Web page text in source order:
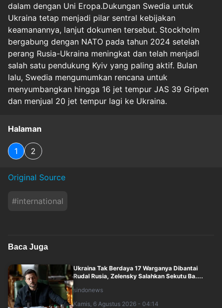
dalam dengan Uni Eropa.Dukungan Swedia untuk
Ukraina tetap menjadi pilar sentral kebijakan
keamanannya, lanjut dokumen tersebut. Stockholm
bergabung dengan NATO pada tahun 2024 setelah
perang Rusia-Ukraina meningkat dan telah menjadi
salah satu pendukung Kyiv yang paling aktif. Bulan
lalu, Swedia mengumumkan rencana untuk
menyumbangkan hingga 16 jet tempur JAS 39 Gripen
dan menjual 20 jet tempur lagi ke Ukraina.
Halaman
1 2
Original Source
#international
Baca Juga
Ukraina Tak Berdaya 17 Warganya Dibantai
Rudal Rusia, Zelensky Salahkan Sekutu Ba....
sindonews
Kamis, 6 Agustus 2026 - 04:14